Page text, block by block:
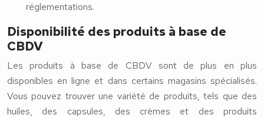
réglementations.
Disponibilité des produits à base de
CBDV
Les produits à base de CBDV sont de plus en plus
disponibles en ligne et dans certains magasins spécialisés.
Vous pouvez trouver une variété de produits, tels que des
huiles, des capsules, des crèmes et des produits